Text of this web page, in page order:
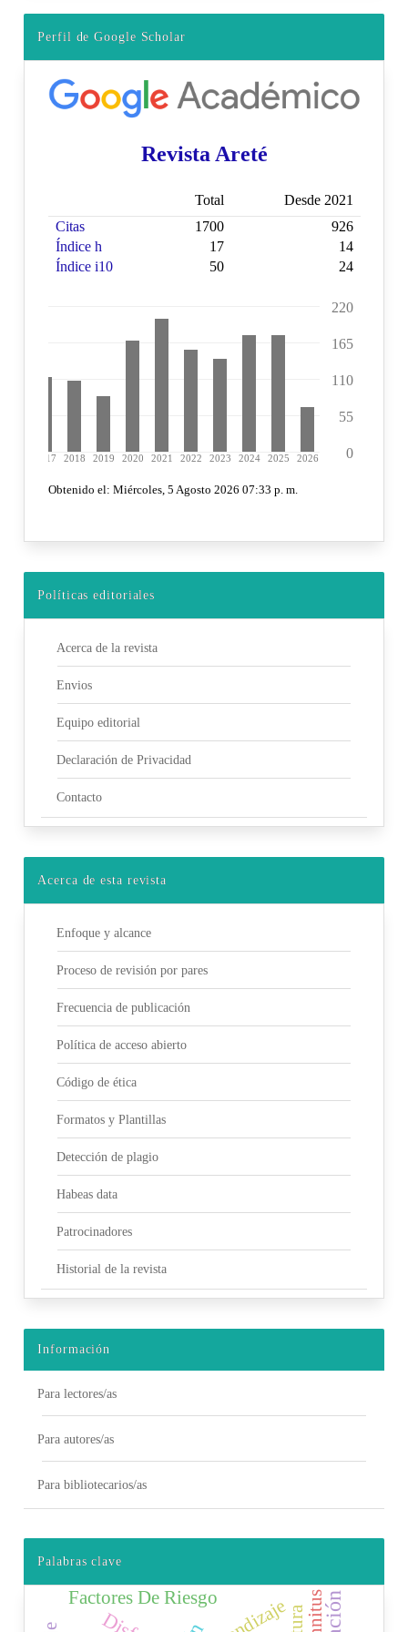
Perfil de Google Scholar
Políticas editoriales
Acerca de la revista
Envios
Equipo editorial
Declaración de Privacidad
Contacto
Acerca de esta revista
Enfoque y alcance
Proceso de revisión por pares
Frecuencia de publicación
Política de acceso abierto
Código de ética
Formatos y Plantillas
Detección de plagio
Habeas data
Patrocinadores
Historial de la revista
Información
Para lectores/as
Para autores/as
Para bibliotecarios/as
Palabras clave
Factores De Riesgo